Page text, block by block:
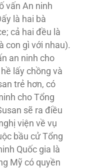
vấn An ninh
là hai bà
cả hai đều là
con gì với nhau).
an ninh cho
lấy chồng và
trẻ hơn, có
cho Tổng
sẽ ra điều
viện về vụ
bầu cử Tổng
Quốc gia là
Mỹ có quyền